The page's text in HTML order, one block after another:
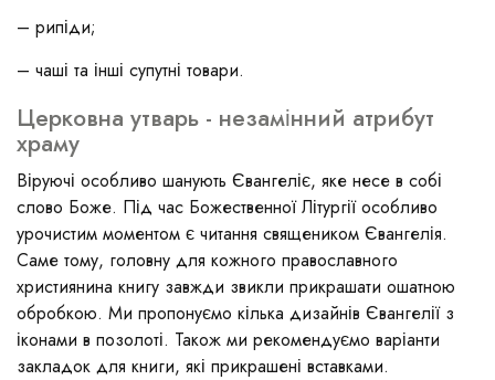
– рипіди;
– чаші та інші супутні товари.
Церковна утварь - незамінний атрибут
храму
Віруючі особливо шанують Євангеліє, яке несе в собі
слово Боже. Під час Божественної Літургії особливо
урочистим моментом є читання священиком Євангелія.
Саме тому, головну для кожного православного
християнина книгу завжди звикли прикрашати ошатною
обробкою. Ми пропонуємо кілька дизайнів Євангелії з
іконами в позолоті. Також ми рекомендуємо варіанти
закладок для книги, які прикрашені вставками.